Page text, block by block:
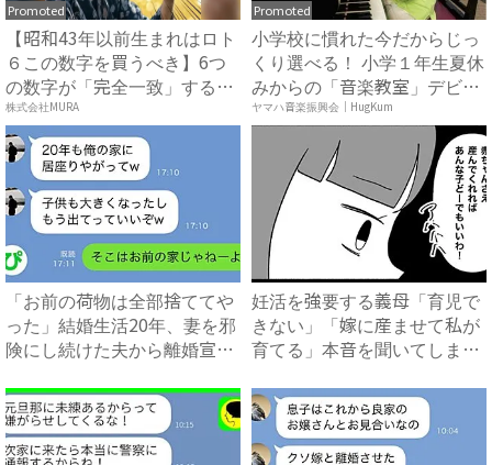
Promoted
【昭和43年以前生まれはロト
６この数字を買うべき】6つ
の数字が「完全一致」する
方...
株式会社MURA
Promoted
小学校に慣れた今だからじっ
くり選べる！ 小学１年生夏休
みからの「音楽教室」デビ
ュ...
ヤマハ音楽振興会｜HugKum
「お前の荷物は全部捨ててや
った」結婚生活20年、妻を邪
険にし続けた夫から離婚宣
妊活を強要する義母「育児で
きない」「嫁に産ませて私が
育てる」本音を聞いてしまい